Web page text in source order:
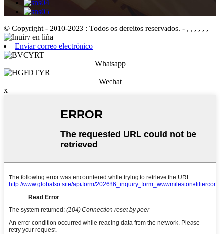
© Copyright - 2010-2023 : Todos os dereitos reservados. - , , , , , ,
Enviar correo electrónico
Whatsapp
Wechat
x